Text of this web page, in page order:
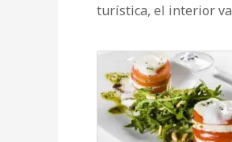
turística, el interior